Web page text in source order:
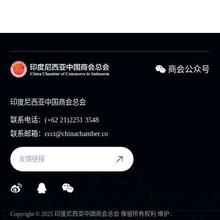
商会公众号
印度尼西亚中国商会总会
联系电话： (+62 21)2251 3548
联系邮箱： ccci@chinachamber.co
友情链接
Copyright © 2025 印度尼西亚中国商会总会 保留所有权利 维护：